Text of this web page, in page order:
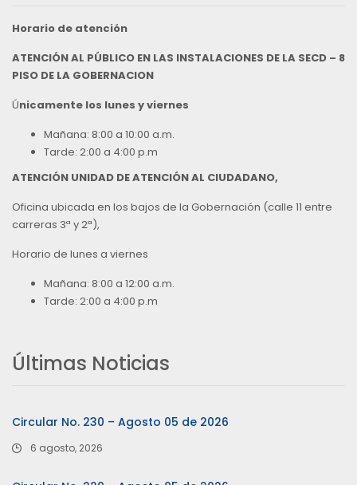
Horario de atención
ATENCIÓN AL PÚBLICO EN LAS INSTALACIONES DE LA SECD – 8
PISO DE LA GOBERNACION
Únicamente los lunes y viernes
Mañana: 8:00 a 10:00 a.m.
Tarde: 2:00 a 4:00 p.m
ATENCIÓN UNIDAD DE ATENCIÓN AL CIUDADANO,
Oficina ubicada en los bajos de la Gobernación (calle 11 entre
carreras 3ª y 2ª),
Horario de lunes a viernes
Mañana: 8:00 a 12:00 a.m.
Tarde: 2:00 a 4:00 p.m
Últimas Noticias
Circular No. 230 – Agosto 05 de 2026
6 agosto, 2026